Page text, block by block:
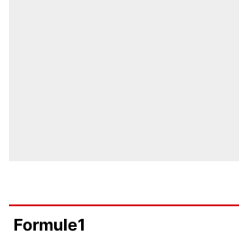
Formule1